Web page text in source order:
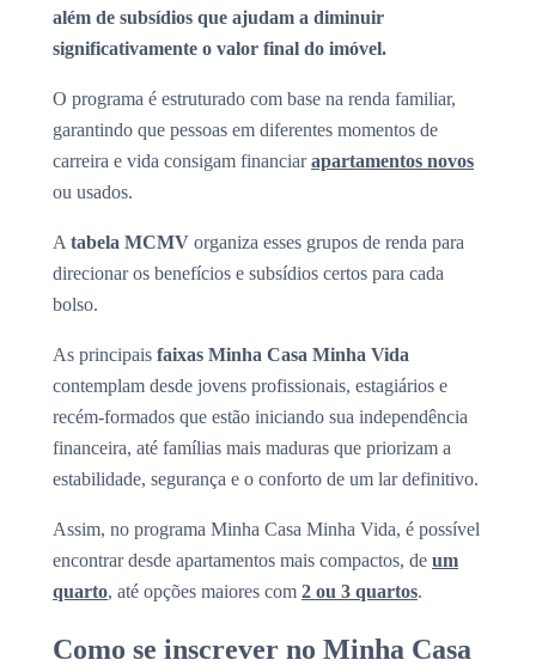
além de subsídios que ajudam a diminuir
significativamente o valor final do imóvel.
O programa é estruturado com base na renda familiar,
garantindo que pessoas em diferentes momentos de
carreira e vida consigam financiarapartamentos novos
ou usados.
A tabela MCMV organiza esses grupos de renda para
direcionar os benefícios e subsídios certos para cada
bolso.
As principais faixas Minha Casa Minha Vida
contemplam desde jovens profissionais, estagiários e
recém-formados que estão iniciando sua independência
financeira, até famílias mais maduras que priorizam a
estabilidade, segurança e o conforto de um lar definitivo.
Assim, no programa Minha Casa Minha Vida, é possível
encontrar desde apartamentos mais compactos, de um
quarto, até opções maiores com 2 ou 3 quartos.
Como se inscrever no Minha Casa